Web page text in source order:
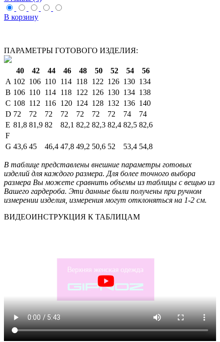
В корзину
ПАРАМЕТРЫ ГОТОВОГО ИЗДЕЛИЯ:
40 42 44 46 48 50 52 54
56
A 102 106 110 114 118 122 126 130 134
B 106 110 114 118 122 126 130 134 138
C 108 112 116 120 124 128 132 136 140
D 72 72 72 72 72 72 72 74
74
E 81,8 81,9 82 82,1 82,2 82,3 82,4 82,5 82,6
F
G 43,6 45 46,4 47,8 49,2 50,6 52 53,4 54,8
В таблице представлены внешние параметры готовых
изделий для каждого размера. Для более точного выбора
размера Вы можете сравнить объемы из таблицы с вещью из
Вашего гардероба. Эти данные были получены при ручном
измерении изделия, измерения могут отклоняться на 1-2 см.
ВИДЕОИНСТРУКЦИЯ К ТАБЛИЦАМ